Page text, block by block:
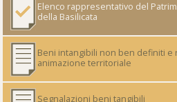
Elenco rappresentativo del
della Basilicata
Beni intangibili non ben definiti e
animazione territoriale
Segnalazioni beni tangibili